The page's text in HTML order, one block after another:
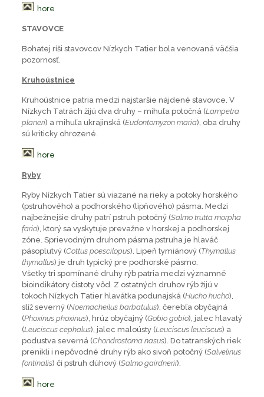
hore
STAVOVCE
Bohatej ríši stavovcov Nízkych Tatier bola venovaná väčšia
pozornosť.
Kruhoústnice
Kruhoústnice patria medzi najstaršie nájdené stavovce. V
Nízkych Tatrách žijú dva druhy – mihuľa potočná (Lampetra
planeri) a mihuľa ukrajinská (Eudontomyzon maria), oba druhy
sú kriticky ohrozené.
hore
Ryby
Ryby Nízkych Tatier sú viazané na rieky a potoky horského
(pstruhového) a podhorského (lipňového) pásma. Medzi
najbežnejšie druhy patrí pstruh potočný (Salmo trutta morpha
fario), ktorý sa vyskytuje prevažne v horskej a podhorskej
zóne. Sprievodným druhom pásma pstruha je hlaváč
pásoplutvý (Cottus poescilopus). Lipeň tymiánový (Thymallus
thymallus) je druh typický pre podhorské pásmo.
Všetky tri spomínané druhy rýb patria medzi významné
bioindikátory čistoty vôd. Z ostatných druhov rýb žijú v
tokoch Nízkych Tatier hlavátka podunajská (Hucho hucho),
slíž severný (Noemacheilus barbatulus), čerebľa obyčajná
(Phoxinus phoxinus), hrúz obyčajný (Gobio gobio), jalec hlavatý
(Leuciscus cephalus), jalec maloústy (Leuciscus leuciscus) a
podustva severná (Chondrostoma nasus). Do tatranských riek
prenikli i nepôvodné druhy rýb ako sivoň potočný (Salvelinus
fontinalis) či pstruh dúhový (Salmo gairdnerii).
hore